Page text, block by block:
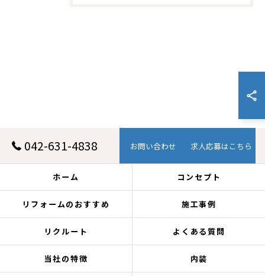
042-631-4838 お問い合わせ 求人応募はこちら
ホーム コンセプト
リフォームのおすすめ 施工事例
リクルート よくある質問
当社の特徴 内装